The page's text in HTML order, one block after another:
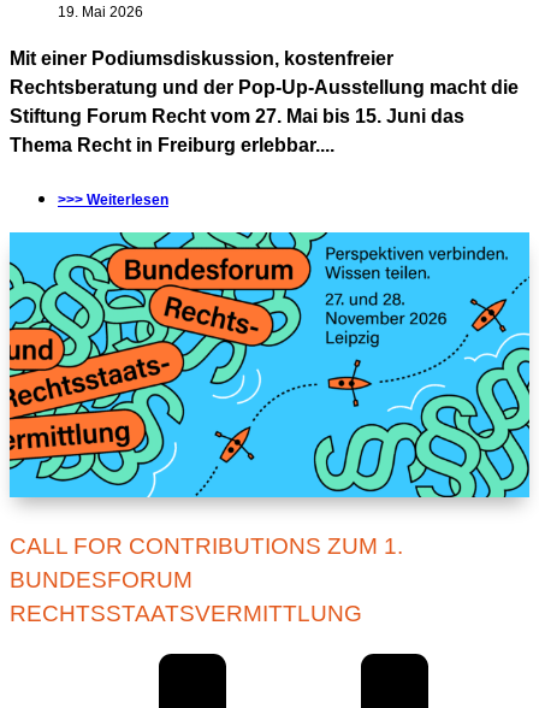
19. Mai 2026
Mit einer Podiumsdiskussion, kostenfreier
Rechtsberatung und der Pop-Up-Ausstellung macht die
Stiftung Forum Recht vom 27. Mai bis 15. Juni das
Thema Recht in Freiburg erlebbar....
>>> Weiterlesen
CALL FOR CONTRIBUTIONS ZUM 1.
BUNDESFORUM
RECHTSSTAATSVERMITTLUNG